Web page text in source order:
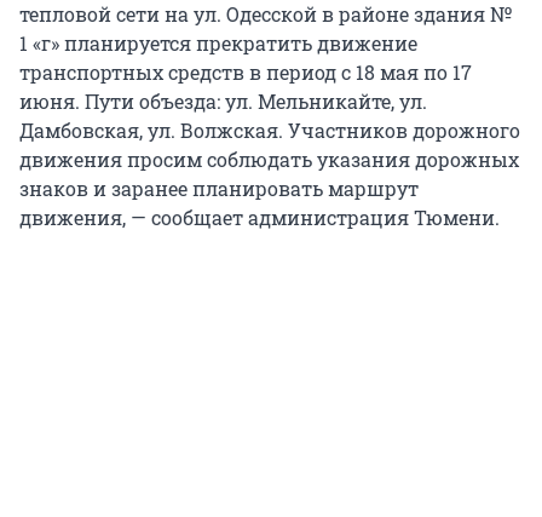
тепловой сети на ул. Одесской в районе здания №
1 «г» планируется прекратить движение
транспортных средств в период с 18 мая по 17
июня. Пути объезда: ул. Мельникайте, ул.
Дамбовская, ул. Волжская. Участников дорожного
движения просим соблюдать указания дорожных
знаков и заранее планировать маршрут
движения, — сообщает администрация Тюмени.